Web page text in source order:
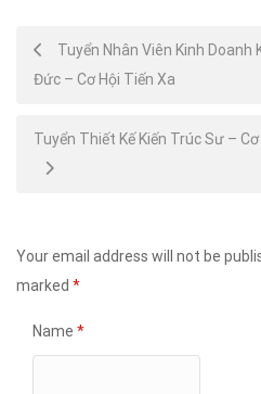
Post
navigation
Tuyển Nhân Viên Kinh Doanh
Đức – Cơ Hội Tiến Xa
Tuyển Thiết Kế Kiến Trúc Sư –
Your email address will not be
marked *
Name *